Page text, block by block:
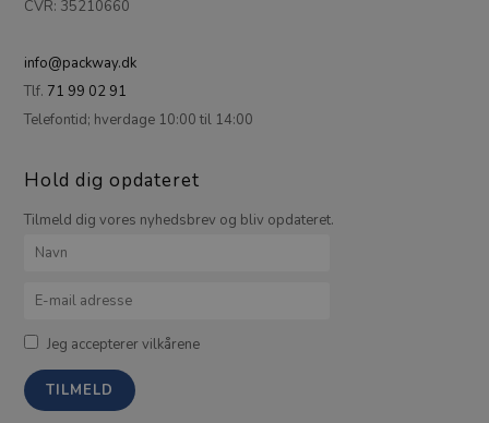
CVR: 35210660
info@packway.dk
Tlf. 71 99 02 91
Telefontid; hverdage 10:00 til 14:00
Hold dig opdateret
Tilmeld dig vores nyhedsbrev og bliv opdateret.
Jeg accepterer vilkårene